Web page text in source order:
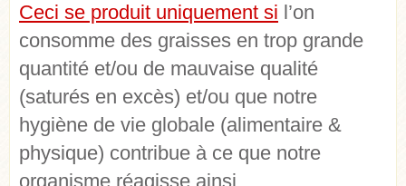
Ceci se produit uniquement si l’on
consomme des graisses en trop grande
quantité et/ou de mauvaise qualité
(saturés en excès) et/ou que notre
hygiène de vie globale (alimentaire &
physique) contribue à ce que notre
organisme réagisse ainsi.